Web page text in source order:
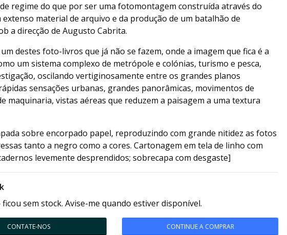
regime do que por ser uma fotomontagem construída através do
extenso material de arquivo e da produção de um batalhão de
a direcção de Augusto Cabrita.
destes foto-livros que já não se fazem, onde a imagem que fica é a
um sistema complexo de metrópole e colónias, turismo e pesca,
oscilando vertiginosamente entre os grandes planos
sensações urbanas, grandes panorâmicas, movimentos de
maquinaria, vistas aéreas que reduzem a paisagem a uma textura
sobre encorpado papel, reproduzindo com grande nitidez as fotos
tanto a negro como a cores. Cartonagem em tela de linho com
levemente desprendidos; sobrecapa com desgaste]
sem stock. Avise-me quando estiver disponível.
CONTATE-NOS CONTINUE A COMPRAR